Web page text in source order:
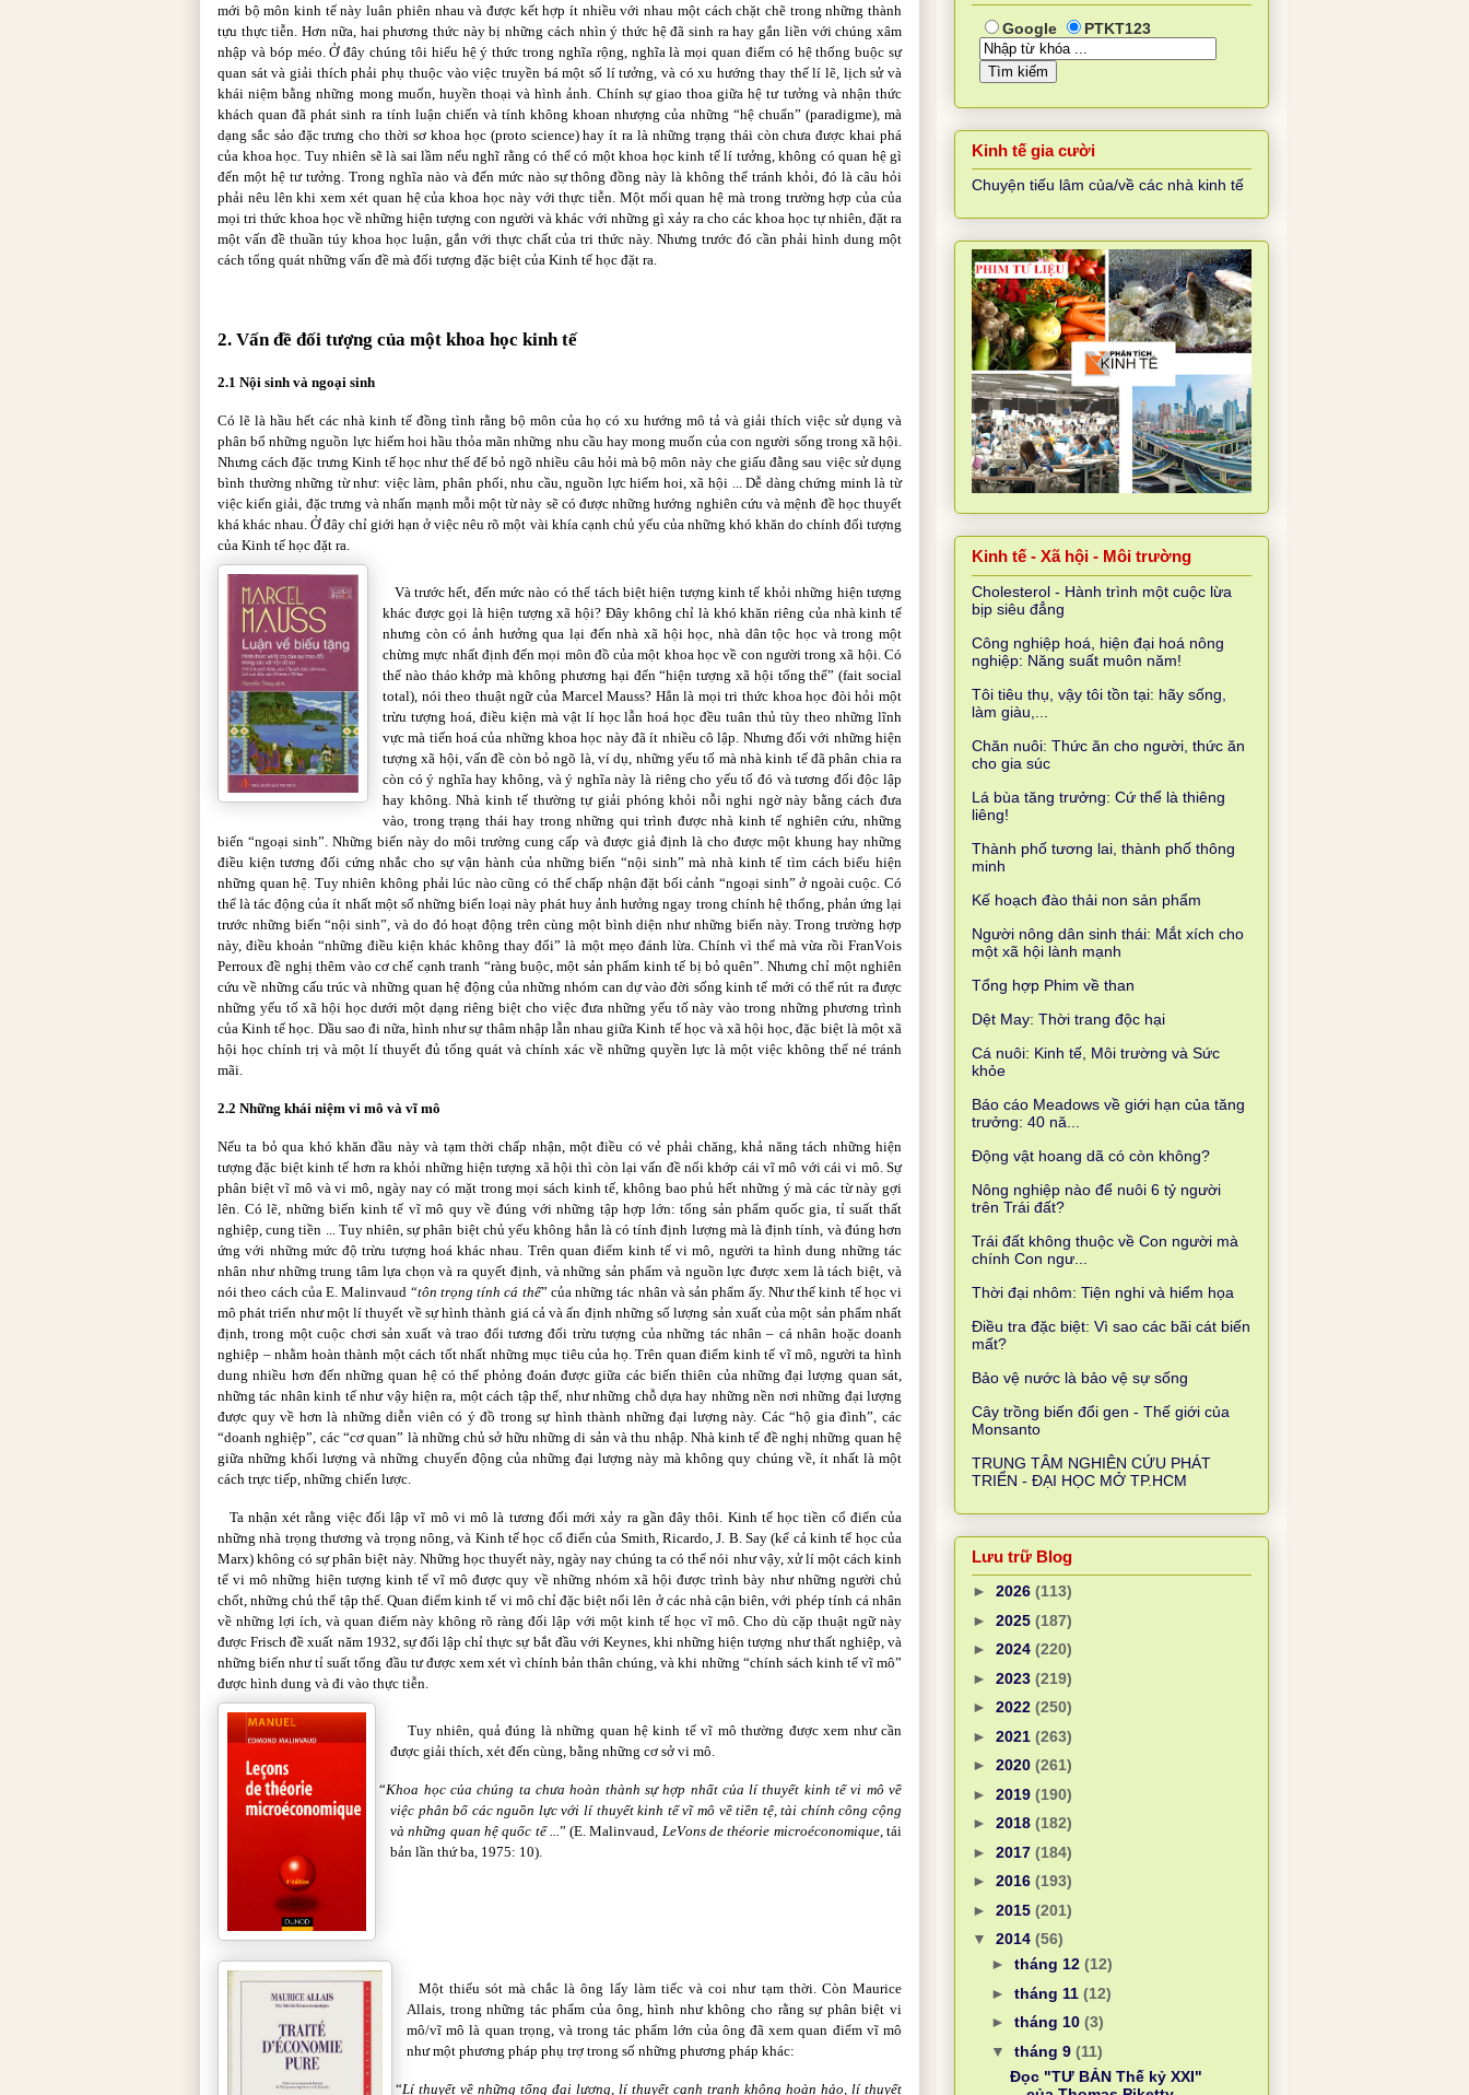
mới bộ môn kinh tế này luân phiên nhau và được kết hợp ít nhiều với nhau một cách chặt chẽ trong những thành
tựu thực tiễn. Hơn nữa, hai phương thức này bị những cách nhìn ý thức hệ đã sinh ra hay gắn liền với chúng xâm
nhập và bóp méo. Ở đây chúng tôi hiểu hệ ý thức trong nghĩa rộng, nghĩa là mọi quan điểm có hệ thống buộc sự
quan sát và giải thích phải phụ thuộc vào việc truyền bá một số lí tưởng, và có xu hướng thay thế lí lẽ, lịch sử và
khái niệm bằng những mong muốn, huyền thoại và hình ảnh. Chính sự giao thoa giữa hệ tư tưởng và nhận thức
khách quan đã phát sinh ra tính luận chiến và tính không khoan nhượng của những “hệ chuẩn” (paradigme), mà
dạng sắc sảo đặc trưng cho thời sơ khoa học (proto science) hay ít ra là những trạng thái còn chưa được khai phá
của khoa học. Tuy nhiên sẽ là sai lầm nếu nghĩ rằng có thể có một khoa học kinh tế lí tưởng, không có quan hệ gì
đến một hệ tư tưởng. Trong nghĩa nào và đến mức nào sự thông đồng này là không thể tránh khỏi, đó là câu hỏi
phải nêu lên khi xem xét quan hệ của khoa học này với thực tiễn. Một mối quan hệ mà trong trường hợp của của
mọi tri thức khoa học về những hiện tượng con người và khác với những gì xảy ra cho các khoa học tự nhiên, đặt ra
một vấn đề thuần túy khoa học luận, gắn với thực chất của tri thức này. Nhưng trước đó cần phải hình dung một
cách tổng quát những vấn đề mà đối tượng đặc biệt của Kinh tế học đặt ra.
2. Vấn đề đối tượng của một khoa học kinh tế
2.1 Nội sinh và ngoại sinh
Có lẽ là hầu hết các nhà kinh tế đồng tình rằng bộ môn của họ có xu hướng mô tả và giải thích việc sử dụng và
phân bổ những nguồn lực hiếm hoi hầu thỏa mãn những nhu cầu hay mong muốn của con người sống trong xã hội.
Nhưng cách đặc trưng Kinh tế học như thế để bỏ ngõ nhiều câu hỏi mà bộ môn này che giấu đằng sau việc sử dụng
bình thường những từ như: việc làm, phân phối, nhu cầu, nguồn lực hiếm hoi, xã hội ... Dễ dàng chứng minh là từ
việc kiến giải, đặc trưng và nhấn mạnh mỗi một từ này sẽ có được những hướng nghiên cứu và mệnh đề học thuyết
khá khác nhau. Ở đây chỉ giới hạn ở việc nêu rõ một vài khía cạnh chủ yếu của những khó khăn do chính đối tượng
của Kinh tế học đặt ra.
Và trước hết, đến mức nào có thể tách biệt hiện tượng kinh tế khỏi những hiện tượng
khác được gọi là hiện tượng xã hội? Đây không chỉ là khó khăn riêng của nhà kinh tế
nhưng còn có ảnh hưởng qua lại đến nhà xã hội học, nhà dân tộc học và trong một
chừng mực nhất định đến mọi môn đồ của một khoa học về con người trong xã hội. Có
thể nào tháo khớp mà không phương hại đến “hiện tượng xã hội tổng thể” (fait social
total), nói theo thuật ngữ của Marcel Mauss? Hẳn là mọi tri thức khoa học đòi hỏi một
trừu tượng hoá, điều kiện mà vật lí học lẫn hoá học đều tuân thủ tùy theo những lĩnh
vực mà tiến hoá của những khoa học này đã ít nhiều cô lập. Nhưng đối với những hiện
tượng xã hội, vấn đề còn bỏ ngõ là, ví dụ, những yếu tố mà nhà kinh tế đã phân chia ra
còn có ý nghĩa hay không, và ý nghĩa này là riêng cho yếu tố đó và tương đối độc lập
hay không. Nhà kinh tế thường tự giải phóng khỏi nỗi nghi ngờ này bằng cách đưa
vào, trong trạng thái hay trong những qui trình được nhà kinh tế nghiên cứu, những
biến “ngoại sinh”. Những biến này do môi trường cung cấp và được giả định là cho được một khung hay những
điều kiện tương đối cứng nhắc cho sự vận hành của những biến “nội sinh” mà nhà kinh tế tìm cách biểu hiện
những quan hệ. Tuy nhiên không phải lúc nào cũng có thể chấp nhận đặt bối cảnh “ngoại sinh” ở ngoài cuộc. Có
thể là tác động của ít nhất một số những biến loại này phát huy ảnh hưởng ngay trong chính hệ thống, phản ứng lại
trước những biến “nội sinh”, và do đó hoạt động trên cùng một bình diện như những biến này. Trong trường hợp
này, điều khoản “những điều kiện khác không thay đổi” là một mẹo đánh lừa. Chính vì thế mà vừa rồi FranVois
Perroux đề nghị thêm vào cơ chế cạnh tranh “ràng buộc, một sản phẩm kinh tế bị bỏ quên”. Nhưng chỉ một nghiên
cứu về những cấu trúc và những quan hệ động của những nhóm can dự vào đời sống kinh tế mới có thể rút ra được
những yếu tố xã hội học dưới một dạng riêng biệt cho việc đưa những yếu tố này vào trong những phương trình
của Kinh tế học. Dầu sao đi nữa, hình như sự thâm nhập lẫn nhau giữa Kinh tế học và xã hội học, đặc biệt là một xã
hội học chính trị và một lí thuyết đủ tổng quát và chính xác về những quyền lực là một việc không thể né tránh
mãi.
2.2 Những khái niệm vi mô và vĩ mô
Nếu ta bỏ qua khó khăn đầu này và tạm thời chấp nhận, một điều có vẻ phải chăng, khả năng tách những hiện
tượng đặc biệt kinh tế hơn ra khỏi những hiện tượng xã hội thì còn lại vấn đề nối khớp cái vĩ mô với cái vi mô. Sự
phân biệt vĩ mô và vi mô, ngày nay có mặt trong mọi sách kinh tế, không bao phủ hết những ý mà các từ này gợi
lên. Có lẽ, những biến kinh tế vĩ mô quy về đúng với những tập hợp lớn: tổng sản phẩm quốc gia, tỉ suất thất
nghiệp, cung tiền ... Tuy nhiên, sự phân biệt chủ yếu không hẳn là có tính định lượng mà là định tính, và đúng hơn
ứng với những mức độ trừu tượng hoá khác nhau. Trên quan điểm kinh tế vi mô, người ta hình dung những tác
nhân như những trung tâm lựa chọn và ra quyết định, và những sản phẩm và nguồn lực được xem là tách biệt, và
nói theo cách của E. Malinvaud “tôn trọng tính cá thể” của những tác nhân và sản phẩm ấy. Như thế kinh tế học vi
mô phát triển như một lí thuyết về sự hình thành giá cả và ấn định những số lượng sản xuất của một sản phẩm nhất
định, trong một cuộc chơi sản xuất và trao đổi tương đối trừu tượng của những tác nhân– cá nhân hoặc doanh
nghiệp –nhằm hoàn thành một cách tốt nhất những mục tiêu của họ. Trên quan điểm kinh tế vĩ mô, người ta hình
dung nhiều hơn đến những quan hệ có thể phỏng đoán được giữa các biến thiên của những đại lượng quan sát,
những tác nhân kinh tế như vậy hiện ra, một cách tập thể, như những chỗ dựa hay những nền nơi những đại lượng
được quy về hơn là những diễn viên có ý đồ trong sự hình thành những đại lượng này. Các “hộ gia đình”, các
“doanh nghiệp”, các “cơ quan” là những chủ sở hữu những di sản và thu nhập. Nhà kinh tế đề nghị những quan hệ
giữa những khối lượng và những chuyển động của những đại lượng này mà không quy chúng về, ít nhất là một
cách trực tiếp, những chiến lược.
Ta nhận xét rằng việc đối lập vĩ mô vi mô là tương đối mới xảy ra gần đây thôi. Kinh tế học tiền cổ điển của
những nhà trọng thương và trọng nông, và Kinh tế học cổ điển của Smith, Ricardo, J. B. Say (kể cả kinh tế học của
Marx) không có sự phân biệt này. Những học thuyết này, ngày nay chúng ta có thể nói như vậy, xử lí một cách kinh
tế vi mô những hiện tượng kinh tế vĩ mô được quy về những nhóm xã hội được trình bày như những người chủ
chốt, những chủ thể tập thể. Quan điểm kinh tế vi mô chỉ đặc biệt nổi lên ở các nhà cận biên, với phép tính cá nhân
về những lợi ích, và quan điểm này không rõ ràng đối lập với một kinh tế học vĩ mô. Cho dù cặp thuật ngữ này
được Frisch đề xuất năm 1932, sự đối lập chỉ thực sự bắt đầu với Keynes, khi những hiện tượng như thất nghiệp, và
những biến như tỉ suất tổng đầu tư được xem xét vì chính bản thân chúng, và khi những “chính sách kinh tế vĩ mô”
được hình dung và đi vào thực tiễn.
Tuy nhiên, quả đúng là những quan hệ kinh tế vĩ mô thường được xem như cần
được giải thích, xét đến cùng, bằng những cơ sở vi mô.
“Khoa học của chúng ta chưa hoàn thành sự hợp nhất của lí thuyết kinh tế vi mô về
việc phân bổ các nguồn lực với lí thuyết kinh tế vĩ mô về tiền tệ, tài chính công cộng
và những quan hệ quốc tế ...” (E. Malinvaud, LeVons de théorie microéconomique, tái
bản lần thứ ba, 1975: 10).
Một thiếu sót mà chắc là ông lấy làm tiếc và coi như tạm thời. Còn Maurice
Allais, trong những tác phẩm của ông, hình như không cho rằng sự phân biệt vi
mô/vĩ mô là quan trọng, và trong tác phẩm lớn của ông đã xem quan điểm vĩ mô
như một phương pháp phụ trợ trong số những phương pháp khác:
“Lí thuyết về những tổng đại lượng, lí thuyết cạnh tranh không hoàn hảo, lí thuyết
Google PTKT123
Kinh tế gia cười
Chuyện tiếu lâm của/về các nhà kinh tế
Kinh tế - Xã hội - Môi trường
Cholesterol - Hành trình một cuộc lừa
bịp siêu đẳng
Công nghiệp hoá, hiện đại hoá nông
nghiệp: Năng suất muôn năm!
Tôi tiêu thụ, vậy tôi tồn tại: hãy sống,
làm giàu,...
Chăn nuôi: Thức ăn cho người, thức ăn
cho gia súc
Lá bùa tăng trưởng: Cứ thể là thiêng
liêng!
Thành phố tương lai, thành phố thông
minh
Kế hoạch đào thải non sản phẩm
Người nông dân sinh thái: Mắt xích cho
một xã hội lành mạnh
Tổng hợp Phim về than
Dệt May: Thời trang độc hại
Cá nuôi: Kinh tế, Môi trường và Sức
khỏe
Báo cáo Meadows về giới hạn của tăng
trưởng: 40 nă...
Động vật hoang dã có còn không?
Nông nghiệp nào để nuôi 6 tỷ người
trên Trái đất?
Trái đất không thuộc về Con người mà
chính Con ngư...
Thời đại nhôm: Tiện nghi và hiểm họa
Điều tra đặc biệt: Vì sao các bãi cát biến
mất?
Bảo vệ nước là bảo vệ sự sống
Cây trồng biến đổi gen - Thế giới của
Monsanto
TRUNG TÂM NGHIÊN CỨU PHÁT
TRIỂN - ĐẠI HỌC MỞ TP.HCM
Lưu trữ Blog
► 2026 (113)
► 2025 (187)
► 2024 (220)
► 2023 (219)
► 2022 (250)
► 2021 (263)
► 2020 (261)
► 2019 (190)
► 2018 (182)
► 2017 (184)
► 2016 (193)
► 2015 (201)
▼ 2014 (56)
► tháng 12 (12)
► tháng 11 (12)
► tháng 10 (3)
▼ tháng 9 (11)
Đọc "TƯ BẢN Thế kỷ XXI"